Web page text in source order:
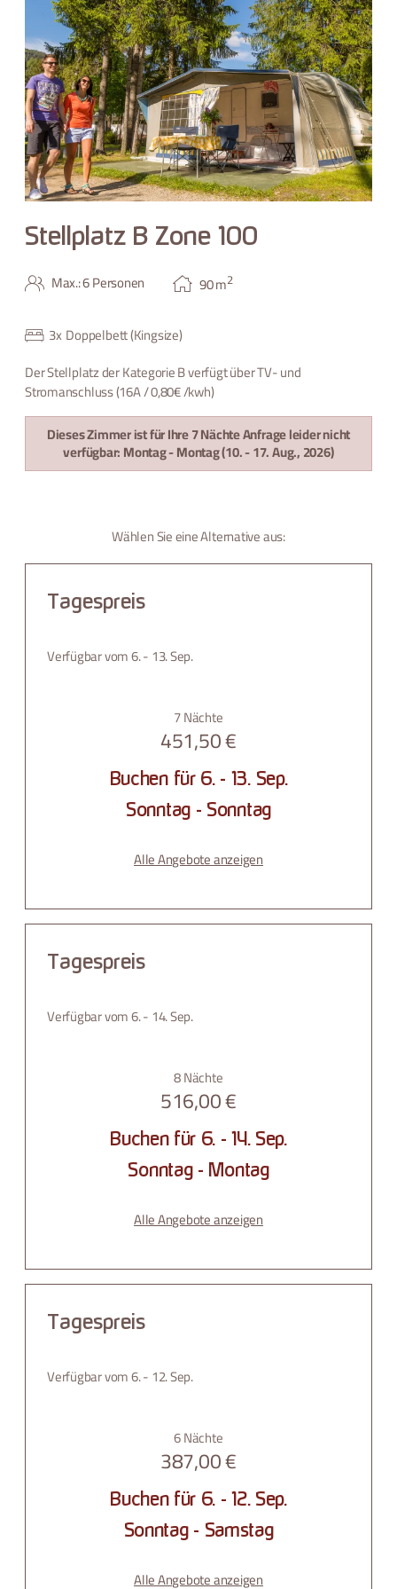
Stellplatz B Zone 100
Max.: 6 Personen 90m2
3xDoppelbett (Kingsize)
Der Stellplatz der Kategorie B verfügt über TV- und
Stromanschluss (16A / 0,80€ /kwh)
Dieses Zimmer ist für Ihre 7 Nächte Anfrage leider nicht
verfügbar:Montag - Montag(10. - 17. Aug., 2026)
Wählen Sie eine Alternative aus:
Tagespreis
Verfügbar vom 6. - 13. Sep.
7 Nächte
451,50 €
Buchen für 6. - 13. Sep.
Sonntag - Sonntag
Alle Angebote anzeigen
Tagespreis
Verfügbar vom 6. - 14. Sep.
8 Nächte
516,00 €
Buchen für 6. - 14. Sep.
Sonntag - Montag
Alle Angebote anzeigen
Tagespreis
Verfügbar vom 6. - 12. Sep.
6 Nächte
387,00 €
Buchen für 6. - 12. Sep.
Sonntag - Samstag
Alle Angebote anzeigen